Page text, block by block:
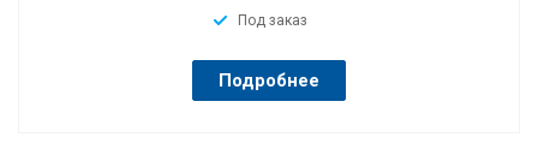
Под заказ
Подробнее